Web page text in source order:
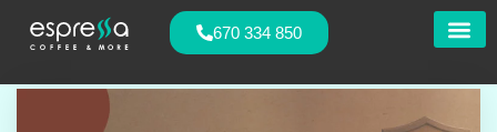
670 334 850